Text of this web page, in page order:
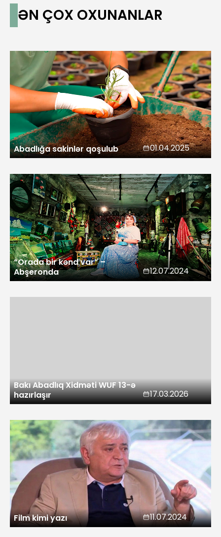
ƏN ÇOX OXUNANLAR
Abadlığa sakinlər qoşulub 01.04.2025
“Orada bir kənd var” –
Abşeronda
12.07.2024
Bakı Abadlıq Xidməti WUF 13-ə
hazırlaşır
17.03.2026
Film kimi yazı 11.07.2024